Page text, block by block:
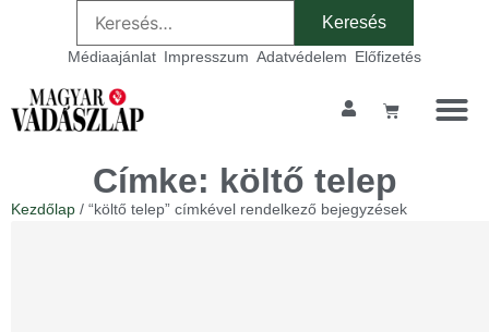
Médiaajánlat Impresszum Adatvédelem Előfizetés
Címke: költő telep
Kezdőlap / “költő telep” címkével rendelkező bejegyzések